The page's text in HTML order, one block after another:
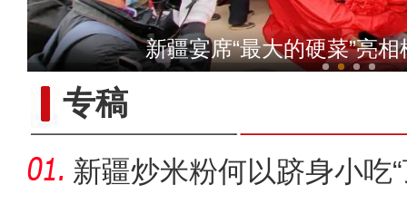
电影《大改水》主演巩峥：
新疆宴席“最大的硬菜”亮
专稿
新疆炒米粉何以跻身小吃